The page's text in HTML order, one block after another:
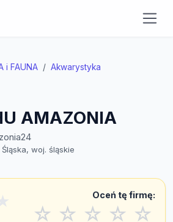
i FAUNA
Akwarystyka
AMAZONIA
Śląska, woj. śląskie
Oceń tę firmę:
☆ ☆ ☆ ☆ ☆